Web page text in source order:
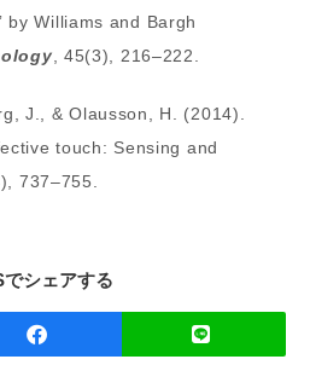
by Williams and Bargh
, 45(3), 216–222.
J., & Olausson, H. (2014).
touch: Sensing and
737–755.
でシェアする